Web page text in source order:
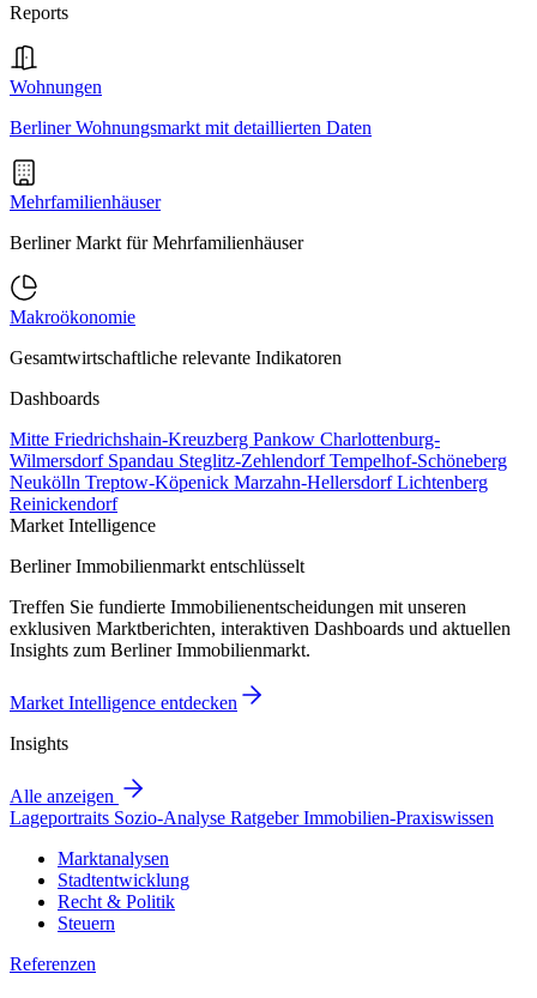
Reports
Wohnungen
Berliner Wohnungsmarkt mit detaillierten Daten
Mehrfamilienhäuser
Berliner Markt für Mehrfamilienhäuser
Makroökonomie
Gesamtwirtschaftliche relevante Indikatoren
Dashboards
Mitte Friedrichshain-Kreuzberg Pankow Charlottenburg-
Wilmersdorf Spandau Steglitz-ZehlendorfTempelhof-Schöneberg
Neukölln Treptow-Köpenick Marzahn-HellersdorfLichtenberg
Reinickendorf
Market Intelligence
Berliner Immobilienmarkt entschlüsselt
Treffen Sie fundierte Immobilienentscheidungen mit unseren
exklusiven Marktberichten, interaktiven Dashboards und aktuellen
Insights zum Berliner Immobilienmarkt.
Market Intelligence entdecken
Insights
Alle anzeigen
Lageportraits Sozio-Analyse RatgeberImmobilien-Praxiswissen
Marktanalysen
Stadtentwicklung
Recht & Politik
Steuern
Referenzen